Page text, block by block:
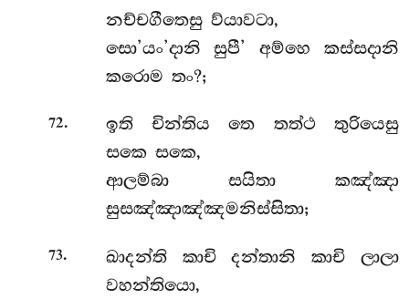
නච්චගීතෙසු ව්යාවටා,
සො’යං’දානි සුපී’ අම්හෙ කස්සදානි
කරොම තං?;
72.
ඉති චින්තිය තෙ තත්ථ තුරියෙසු
සකෙ සකෙ,
ආලම්බා සයිතා කඤ්ඤා
සුසඤ්ඤාඤ්ඤමනිස්සිතා;
73.
ඛාදන්ති කාචි දන්තානි කාචි ලාලා
වහන්තියො,